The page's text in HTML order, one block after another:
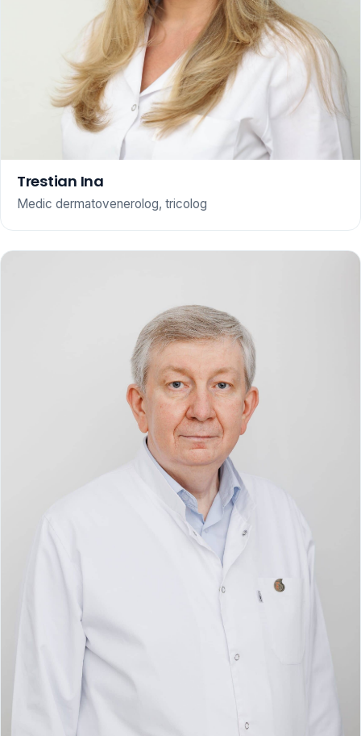
Trestian Ina
Medic dermatovenerolog, tricolog